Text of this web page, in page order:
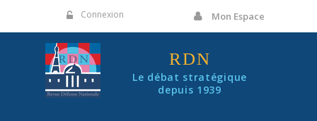
Connexion Mon Espace
RDN
Le débat stratégique
depuis 1939